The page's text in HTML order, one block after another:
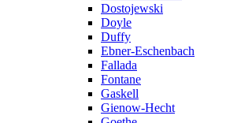
Dostojewski
Doyle
Duffy
Ebner-Eschenbach
Fallada
Fontane
Gaskell
Gienow-Hecht